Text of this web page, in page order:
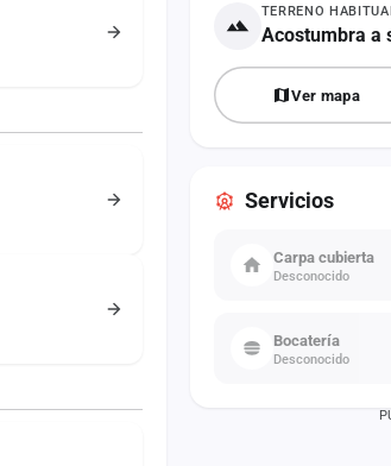
TERRENO
Acostumbra a
Ver mapa
Servicios
Carpa cubierta
Desconocido
Bocatería
Desconocido